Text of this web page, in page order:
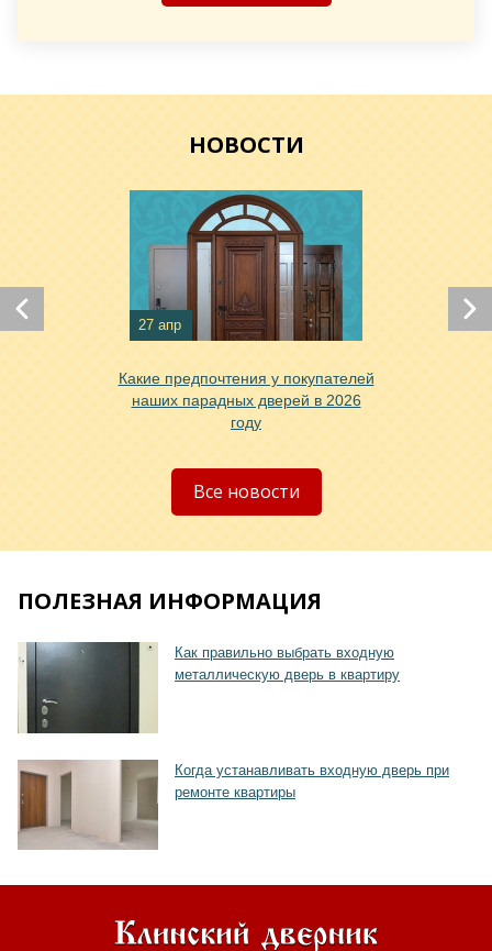
Хочу такую
Хочу такую
Хочу такую
НОВОСТИ
27 апр
Какие предпочтения у покупателей
наших парадных дверей в 2026
году
Все новости
ПОЛЕЗНАЯ ИНФОРМАЦИЯ
Как правильно выбрать входную
металлическую дверь в квартиру
Когда устанавливать входную дверь при
ремонте квартиры